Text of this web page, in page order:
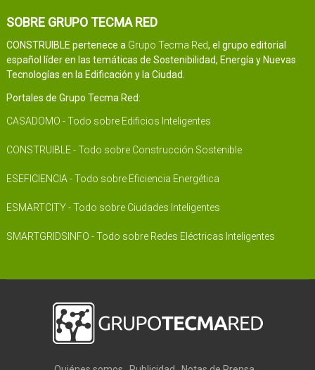
SOBRE GRUPO TECMA RED
CONSTRUIBLE pertenece a Grupo Tecma Red, el grupo editorial
español líder en las temáticas de Sostenibilidad, Energía y Nuevas
Tecnologías en la Edificación y la Ciudad.
Portales de Grupo Tecma Red:
CASADOMO - Todo sobre Edificios Inteligentes
CONSTRUIBLE - Todo sobre Construcción Sostenible
ESEFICIENCIA - Todo sobre Eficiencia Energética
ESMARTCITY - Todo sobre Ciudades Inteligentes
SMARTGRIDSINFO - Todo sobre Redes Eléctricas Inteligentes